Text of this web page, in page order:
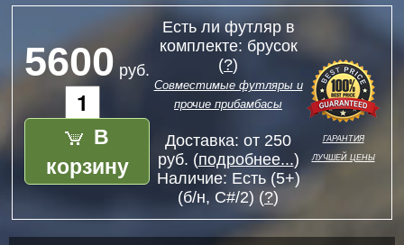
5600 руб.
В
корзину
Есть ли футляр в
комплекте: брусок
(?)
Совместимые футляры и
прочие прибамбасы
Доставка: от 250
руб. (подробнее...)
Наличие: Есть (5+)
(б/н, C#/2) (?)
гарантия
лучшей цены